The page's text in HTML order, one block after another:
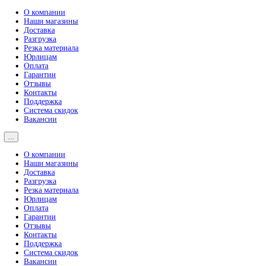
О компании
Наши магазины
Доставка
Разгрузка
Резка материала
Юрлицам
Оплата
Гарантии
Отзывы
Контакты
Поддержка
Система скидок
Вакансии
…
О компании
Наши магазины
Доставка
Разгрузка
Резка материала
Юрлицам
Оплата
Гарантии
Отзывы
Контакты
Поддержка
Система скидок
Вакансии